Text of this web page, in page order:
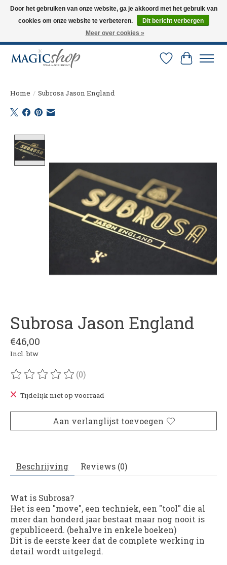
Altijd de nieuwste trucs op voorraad. Snelle verzending via PostNL en DHL.
Langskomen in onze winkel? Bel of mail om een afspraak te maken. 0251-
Verlanglijst
Home / Subrosa Jason England
Subrosa Jason England
€46,00
Incl. btw
De beoordeling van dit product is
(0)
Tijdelijk niet op voorraad
Aan verlanglijst toevoegen
Beschrijving Reviews (0)
Wat is Subrosa?
Het is een "move", een techniek, een "tool" die al
meer dan honderd jaar bestaat maar nog nooit is
gepubliceerd. (behalve in enkele boeken)
Dit is de eerste keer dat de complete werking in
detail wordt uitgelegd.
Door het gebruiken van onze website, ga je akkoord met het gebruik van
cookies om onze website te verbeteren.
Dit bericht verbergen
Meer over cookies »